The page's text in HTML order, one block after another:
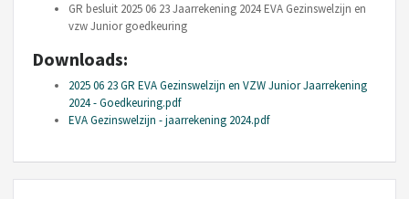
GR besluit 2025 06 23 Jaarrekening 2024 EVA Gezinswelzijn en
vzw Junior goedkeuring
Downloads:
2025 06 23 GR EVA Gezinswelzijn en VZW Junior Jaarrekening
2024 - Goedkeuring.pdf
EVA Gezinswelzijn - jaarrekening 2024.pdf